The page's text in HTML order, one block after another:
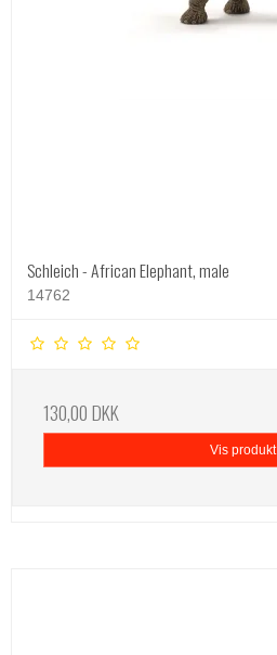
Schleich - African Elephant, male
14762
130,00 DKK
Vis produkt